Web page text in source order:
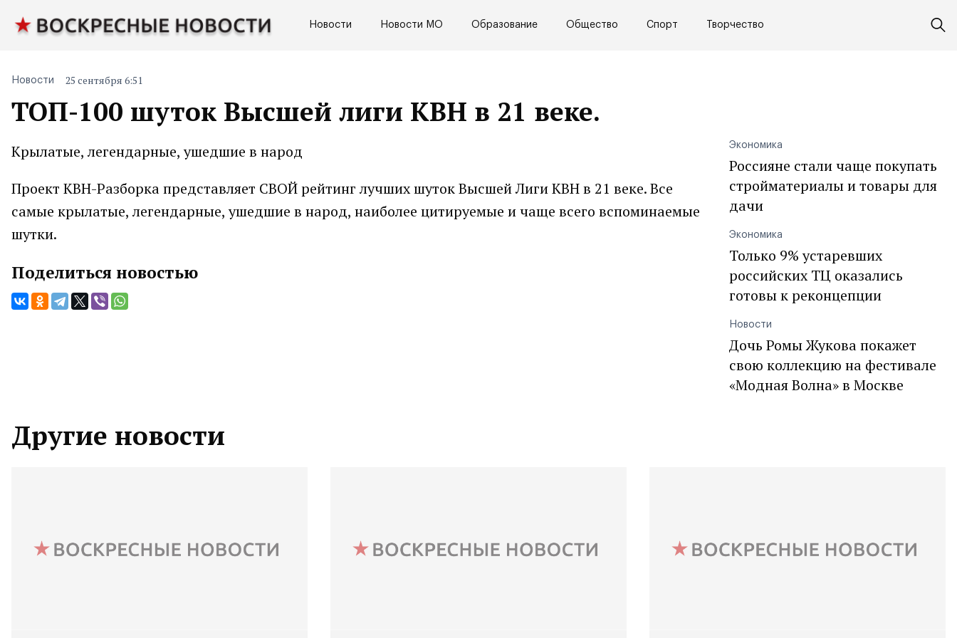
Новости Новости МО Образование Общество Спорт Творчество
ТОП-100 шуток Высшей лиги КВН в 21 веке.
Новости 25 сентября 6:51
Крылатые, легендарные, ушедшие в народ
Проект КВН-Разборка представляет СВОЙ рейтинг лучших шуток Высшей Лиги КВН в 21 веке. Все
самые крылатые, легендарные, ушедшие в народ, наиболее цитируемые и чаще всего вспоминаемые
шутки.
Поделиться новостью
Экономика
Россияне стали чаще покупать
стройматериалы и товары для
дачи
Экономика
Только 9% устаревших
российских ТЦ оказались
готовы к реконцепции
Новости
Дочь Ромы Жукова покажет
свою коллекцию на фестивале
«Модная Волна» в Москве
Другие новости